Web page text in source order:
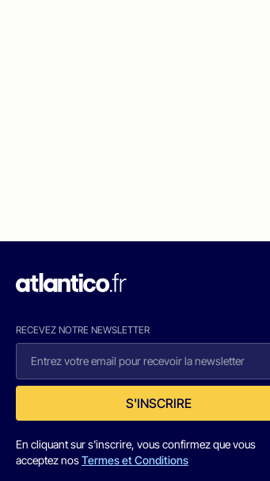
RECEVEZ NOTRE NEWSLETTER
S'INSCRIRE
En cliquant sur s'inscrire, vous confirmez que vous
acceptez nosTermes et Conditions